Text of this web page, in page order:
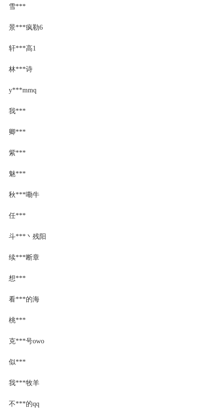
雪***
景***疯勒6
轩***高1
林***诗
y***mmq
我***
卿***
紫***
魅***
秋***嘞牛
任***
斗***丶残阳
续***断章
想***
看***的海
桃***
克***号owo
似***
我***牧羊
不***的qq